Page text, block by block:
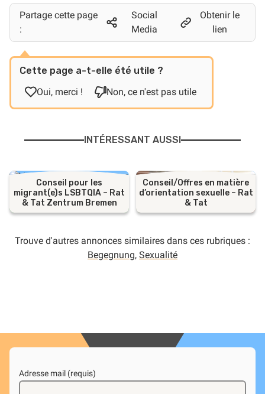
Partage cette page
:
Social
Media
Obtenir le
lien
Cette page a-t-elle été utile ?
Oui, merci !
Non, ce n'est pas utile
INTÉRESSANT AUSSI
Conseil pour les
migrant(e)s LSBTQIA – Rat
& Tat Zentrum Bremen
Conseil/Offres en matière
d’orientation sexuelle – Rat
& Tat
Trouve d'autres annonces similaires dans ces rubriques :
Begegnung, Sexualité
Adresse mail (requis)